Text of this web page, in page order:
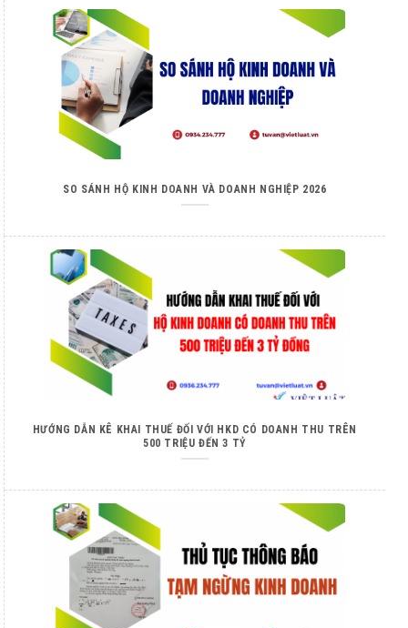
SO SÁNH HỘ KINH DOANH VÀ DOANH NGHIỆP 2026
HƯỚNG DẪN KÊ KHAI THUẾ ĐỐI VỚI HKD CÓ DOANH THU TRÊN
500 TRIỆU ĐẾN 3 TỶ